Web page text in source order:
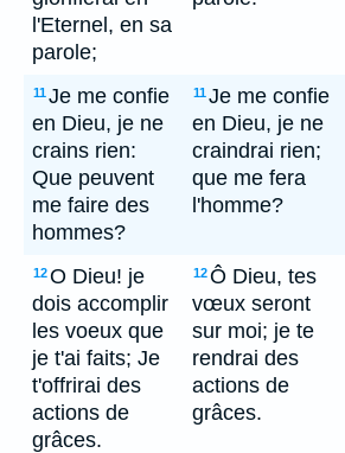
l'Eternel, en sa
parole;
11Je me confie
en Dieu, je ne
crains rien:
Que peuvent
me faire des
hommes?
11Je me confie
en Dieu, je ne
craindrai rien;
que me fera
l'homme?
12O Dieu! je
dois accomplir
les voeux que
je t'ai faits; Je
t'offrirai des
actions de
grâces.
12Ô Dieu, tes
vœux seront
sur moi; je te
rendrai des
actions de
grâces.